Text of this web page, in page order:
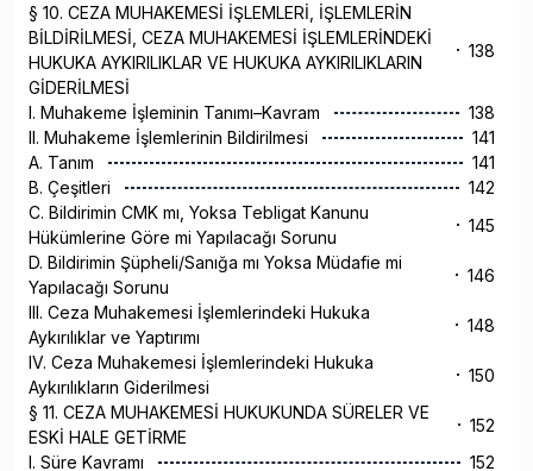
§ 10. CEZA MUHAKEMESİ İŞLEMLERİ, İŞLEMLERİN
BİLDİRİLMESİ, CEZA MUHAKEMESİ İŞLEMLERİNDEKİ
HUKUKA AYKIRILIKLAR VE HUKUKA AYKIRILIKLARIN
GİDERİLMESİ
138
I. Muhakeme İşleminin Tanımı–Kavram
138
II. Muhakeme İşlemlerinin Bildirilmesi
141
A. Tanım
141
B. Çeşitleri
142
C. Bildirimin CMK mı, Yoksa Tebligat Kanunu
Hükümlerine Göre mi Yapılacağı Sorunu
145
D. Bildirimin Şüpheli/Sanığa mı Yoksa Müdafie mi
Yapılacağı Sorunu
146
III. Ceza Muhakemesi İşlemlerindeki Hukuka
Aykırılıklar ve Yaptırımı
148
IV. Ceza Muhakemesi İşlemlerindeki Hukuka
Aykırılıkların Giderilmesi
150
§ 11. CEZA MUHAKEMESİ HUKUKUNDA SÜRELER VE
ESKİ HALE GETİRME
152
I. Süre Kavramı
152